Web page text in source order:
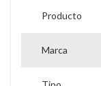
Producto
Marca